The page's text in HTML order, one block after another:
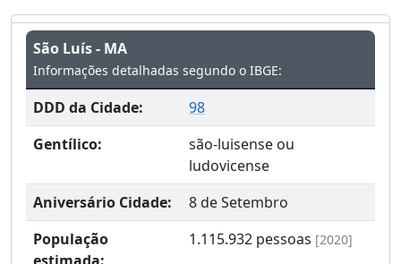
São Luís - MA
Informações detalhadas segundo o IBGE:
DDD da Cidade:
98
Gentílico:
são-luisense ou
ludovicense
Aniversário Cidade:
8 de Setembro
População
1.115.932 pessoas [2020]